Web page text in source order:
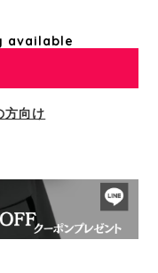
available
方向け